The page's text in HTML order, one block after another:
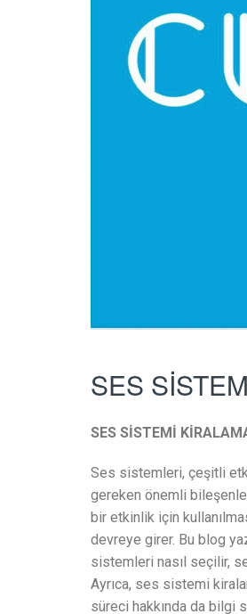
SES
SES SİSTEMİ
Ses sistemleri, çeşitli
gereken önemli
bir etkinlik için
devreye girer. Bu blog
sistemleri nasıl seçilir,
Ayrıca, ses sistemi
süreci hakkında da bilgi